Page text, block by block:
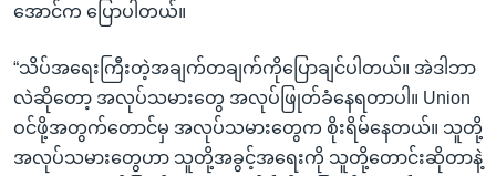
အောင်က ပြောပါတယ်။
“သိပ်အရေးကြီးတဲ့အချက်တချက်ကိုပြောချင်ပါတယ်။ အဲဒါဘာ
လဲဆိုတော့ အလုပ်သမားတွေ အလုပ်ဖြုတ်ခံနေရတာပါ။ Union
ဝင်ဖို့အတွက်တောင်မှ အလုပ်သမားတွေက စိုးရိမ်နေတယ်။ သူတို့
အလုပ်သမားတွေဟာ သူတို့အခွင့်အရေးကို သူတို့တောင်းဆိုတာနဲ့